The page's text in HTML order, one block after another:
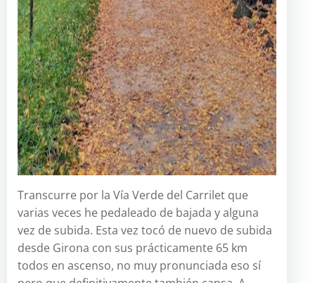
Transcurre por la Vía Verde del Carrilet que
varias veces he pedaleado de bajada y alguna
vez de subida. Esta vez tocó de nuevo de subida
desde Girona con sus prácticamente 65 km
todos en ascenso, no muy pronunciada eso sí